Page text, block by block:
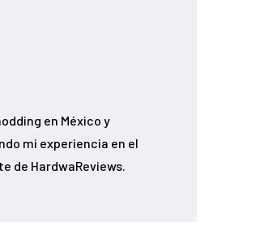
en México y
mi experiencia en el
de HardwaReviews.